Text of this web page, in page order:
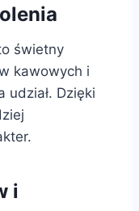
świetny
kawowych i
udział. Dzięki
i